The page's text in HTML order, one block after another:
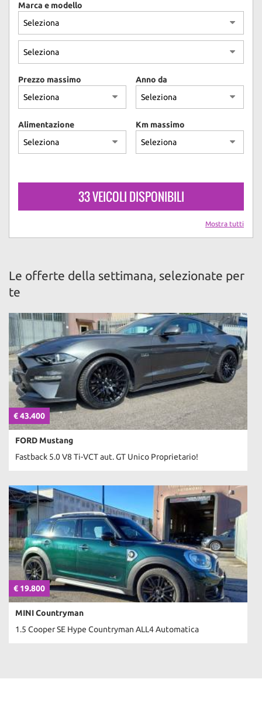
Marca e modello
Prezzo massimo Anno da
Alimentazione Km massimo
33 VEICOLI DISPONIBILI
Mostra tutti
Le offerte della settimana, selezionate per
te
€ 43.400
FORD Mustang
Fastback 5.0 V8 Ti-VCT aut. GT Unico Proprietario!
€ 19.800
MINI Countryman
1.5 Cooper SE Hype Countryman ALL4 Automatica